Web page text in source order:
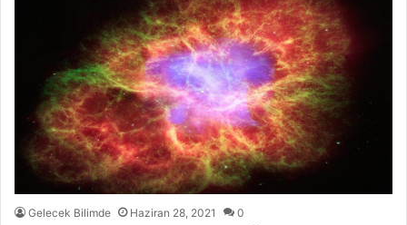
Gelecek Bilimde Haziran 28, 2021 0